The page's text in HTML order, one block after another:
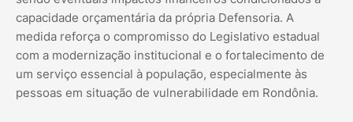
capacidade orçamentária da própria Defensoria. A
medida reforça o compromisso do Legislativo estadual
com a modernização institucional e o fortalecimento de
um serviço essencial à população, especialmente às
pessoas em situação de vulnerabilidade em Rondônia.